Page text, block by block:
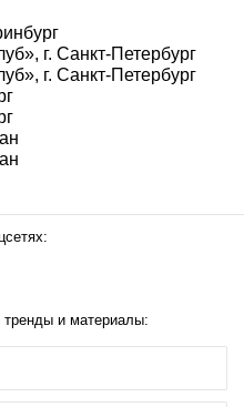
г. Санкт-Петербург
г. Санкт-Петербург
и материалы: